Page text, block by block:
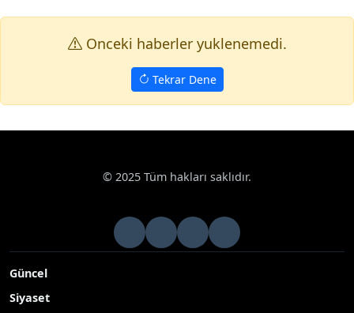
Onceki haberler yuklenemedi.
Tekrar Dene
© 2025 Tüm hakları saklıdır.
Güncel
Siyaset